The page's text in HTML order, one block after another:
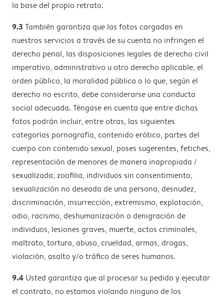
la base del propio retrato.
9.3 También garantiza que las fotos cargadas en
nuestros servicios a través de su cuenta no infringen el
derecho penal, las disposiciones legales de derecho civil
imperativo, administrativo u otro derecho aplicable, el
orden público, la moralidad pública o lo que, según el
derecho no escrito, debe considerarse una conducta
social adecuada. Téngase en cuenta que entre dichas
fotos podrán incluir, entre otras, las siguientes
categorías pornografía, contenido erótico, partes del
cuerpo con contenido sexual, poses sugerentes, fetiches,
representación de menores de manera inapropiada /
sexualizada, zoofilia, individuos sin consentimiento,
sexualización no deseada de una persona, desnudez,
discriminación, insurrección, extremismo, explotación,
odio, racismo, deshumanización o denigración de
individuos, lesiones graves, muerte, actos criminales,
maltrato, tortura, abuso, crueldad, armas, drogas,
violación, asalto y/o tráfico de seres humanos.
9.4 Usted garantiza que al procesar su pedido y ejecutar
el contrato, no estamos violando ninguno de los